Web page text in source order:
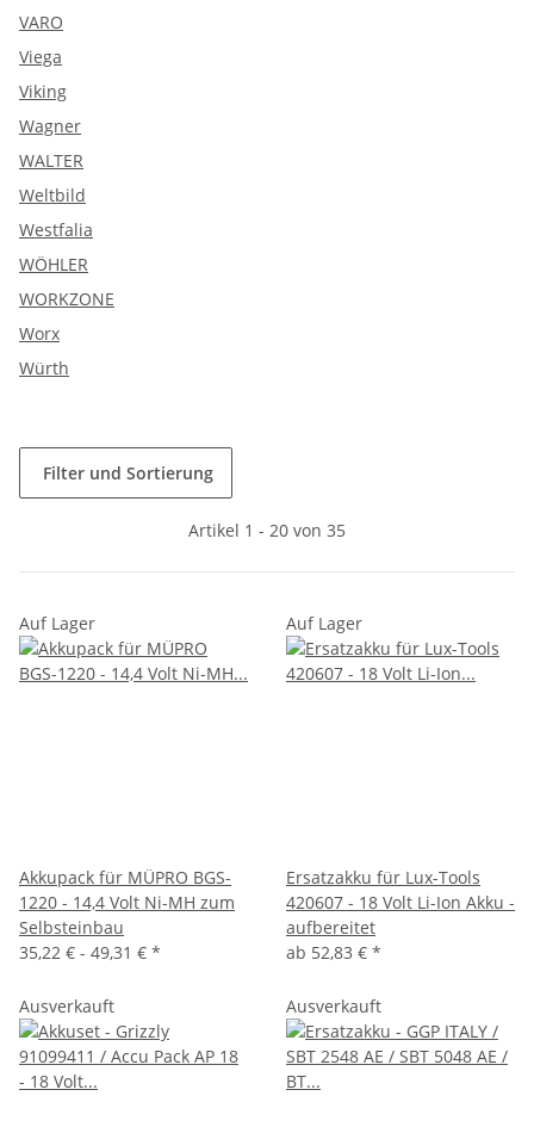
VARO
Viega
Viking
Wagner
WALTER
Weltbild
Westfalia
WÖHLER
WORKZONE
Worx
Würth
Filter und Sortierung
Artikel 1 - 20 von 35
Auf Lager
Akkupack für MÜPRO BGS-
1220 - 14,4 Volt Ni-MH zum
Selbsteinbau
35,22 € - 49,31 € *
Auf Lager
Ersatzakku für Lux-Tools
420607 - 18 Volt Li-Ion Akku -
aufbereitet
ab 52,83 € *
Ausverkauft Ausverkauft